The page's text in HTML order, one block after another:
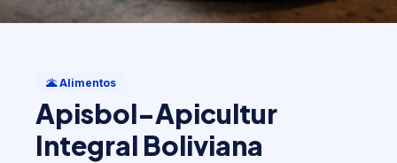
Apisbol-Apicultur Integral
Boliviana
📍 Cochabamba, Bolivia 🌎 Bolivia
🌋 Alimentos
Apisbol-Apicultur
Integral Boliviana